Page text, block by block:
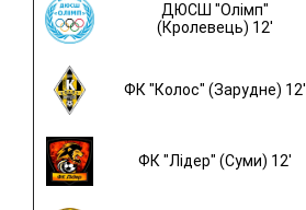
ДЮСШ "Олімп"
(Кролевець) 12'
ФК "Колос" (Зарудне) 12'
ФК "Лідер" (Суми) 12'